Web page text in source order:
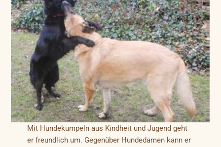
Mit Hundekumpeln aus Kindheit und Jugend geht
er freundlich um. Gegenüber Hundedamen kann er